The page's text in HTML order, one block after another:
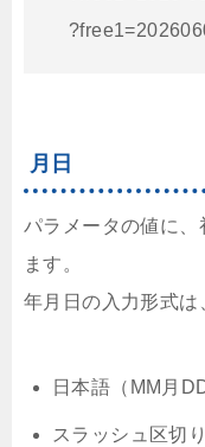
月日
パラメータの値に、
ます。
年月日の入力形式は
日本語（MM月
スラッシュ区切